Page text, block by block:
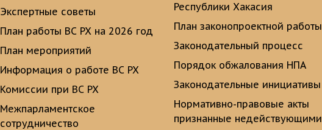
Экспертные советы
План работы ВС РХ на 2026 год
План мероприятий
Информация о работе ВС РХ
Комиссии при ВС РХ
Межпарламентское
сотрудничество
Республики Хакасия
План законопроектной работы
Законодательный процесс
Порядок обжалования НПА
Законодательные инициативы
Нормативно-правовые акты
признанные недействующими